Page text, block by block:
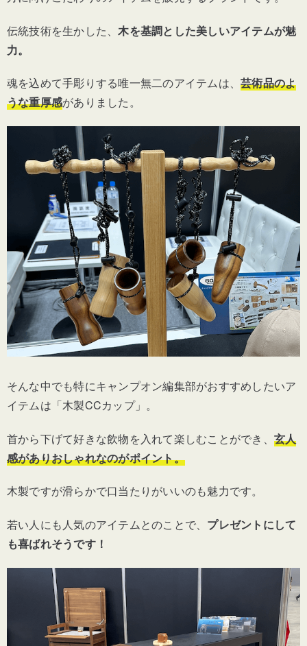
伝統技術を生かした、木を基調とした美しいアイテムが魅
力。
魂を込めて手彫りする唯一無二のアイテムは、芸術品のよ
うな重厚感がありました。
そんな中でも特にキャンプオン編集部がおすすめしたいア
イテムは「木製CCカップ」。
首から下げて好きな飲物を入れて楽しむことができ、 玄人
感がありおしゃれなのがポイント。
木製ですが滑らかで口当たりがいいのも魅力です。
若い人にも人気のアイテムとのことで、 プレゼントにして
も喜ばれそうです！